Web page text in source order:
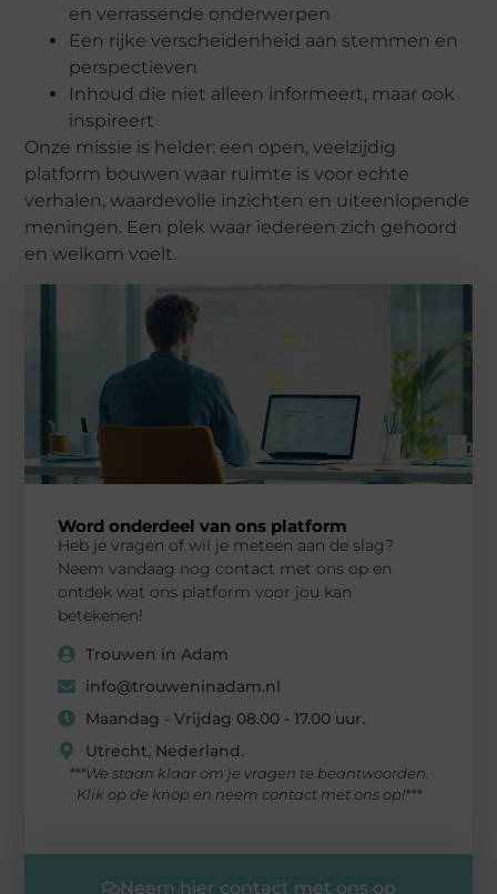
en verrassende onderwerpen
Een rijke verscheidenheid aan stemmen en
perspectieven
Inhoud die niet alleen informeert, maar ook
inspireert
Onze missie is helder: een open, veelzijdig
platform bouwen waar ruimte is voor echte
verhalen, waardevolle inzichten en uiteenlopende
meningen. Een plek waar iedereen zich gehoord
en welkom voelt.
Word onderdeel van ons platform
Heb je vragen of wil je meteen aan de slag?
Neem vandaag nog contact met ons op en
ontdek wat ons platform voor jou kan
betekenen!
Trouwen in Adam
info@trouweninadam.nl
Maandag - Vrijdag 08.00 - 17.00 uur.
Utrecht, Nederland.
***We staan klaar om je vragen te beantwoorden.
Klik op de knop en neem contact met ons op!***
Neem hier contact met ons op